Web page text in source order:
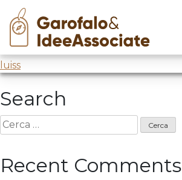
Skip
content
luiss
Laboratorio sulla creatività@Luiss
Navigazione
articoli
luiss
Search
Ricerca
per:
Recent Comments